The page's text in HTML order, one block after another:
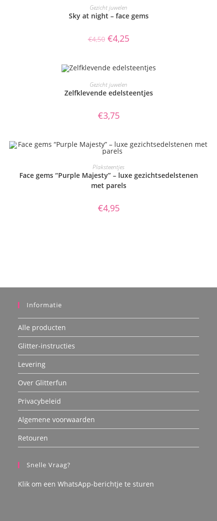
TOEVOEGEN AAN WINKELWAGEN
Gezicht juwelen
Sky at night – face gems
€4,50 Oorspronkelijke
prijs
€4,25Huidige
prijs
TOEVOEGEN AAN WINKELWAGEN
Gezicht juwelen
Zelfklevende edelsteentjes
€3,75
TOEVOEGEN AAN WINKELWAGEN
Plaksteentjes
Face gems “Purple Majesty” – luxe gezichtsedelstenen
met parels
€4,95
Informatie
Alle producten
Glitter-instructies
Levering
Over Glitterfun
Privacybeleid
Algemene voorwaarden
Retouren
Snelle Vraag?
Klik om een WhatsApp-berichtje te sturen